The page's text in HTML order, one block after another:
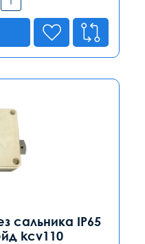
сальника IP65
kcv110